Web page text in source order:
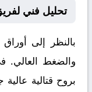
تحليل فني
بالنظر إلى
والضغط العالي.
بروح قتالية